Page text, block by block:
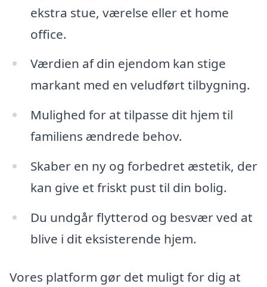
ekstra stue, værelse eller et home
office.
Værdien af din ejendom kan stige
markant med en veludført tilbygning.
Mulighed for at tilpasse dit hjem til
familiens ændrede behov.
Skaber en ny og forbedret æstetik, der
kan give et friskt pust til din bolig.
Du undgår flytterod og besvær ved at
blive i dit eksisterende hjem.
Vores platform gør det muligt for dig at